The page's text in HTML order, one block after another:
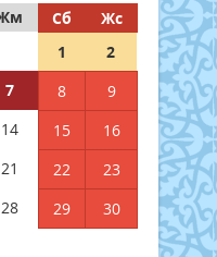
Сб
Жс
1
2
7 8
9
14 15
16
21 22
23
28 29
30